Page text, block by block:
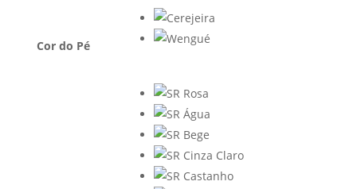
Cor do Pé